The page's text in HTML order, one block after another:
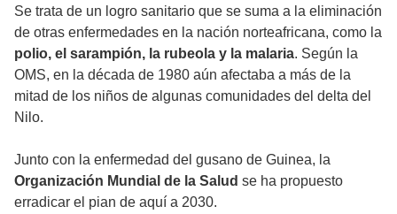
Se trata de un logro sanitario que se suma a la eliminación
de otras enfermedades en la nación norteafricana, como la
polio, el sarampión, la rubeola y la malaria. Según la
OMS, en la década de 1980 aún afectaba a más de la
mitad de los niños de algunas comunidades del delta del
Nilo.
Junto con la enfermedad del gusano de Guinea, la
Organización Mundial de la Salud se ha propuesto
erradicar el pian de aquí a 2030.